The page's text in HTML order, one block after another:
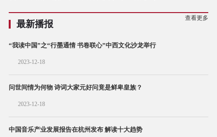
最新播报
查看更多
“我读中国”之“行墨通情 书卷联心”中西文化沙龙举行
2023-12-18
问世间情为何物 诗词大家元好问竟是鲜卑皇族？
2023-12-18
中国音乐产业发展报告在杭州发布 解读十大趋势